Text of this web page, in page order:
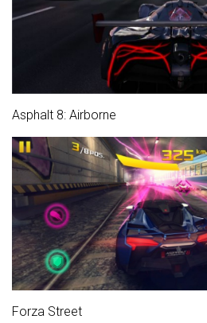
Asphalt 8: Airborne
Forza Street